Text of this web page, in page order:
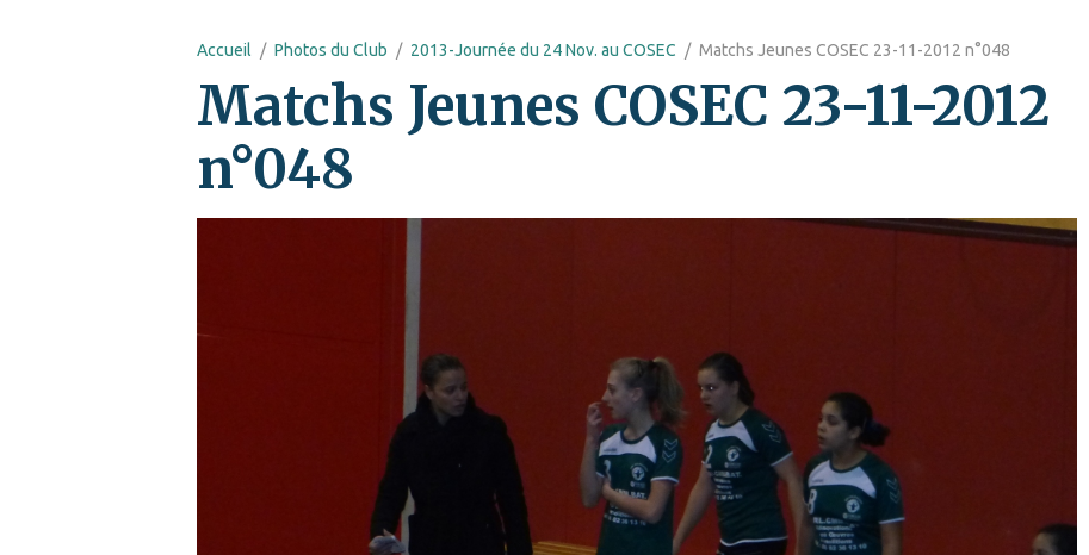
Accueil Photos du Club 2013-Journée du 24 Nov. au COSEC Matchs Jeunes COSEC 23-11-2012 n°048
Matchs Jeunes COSEC 23-11-2012
n°048